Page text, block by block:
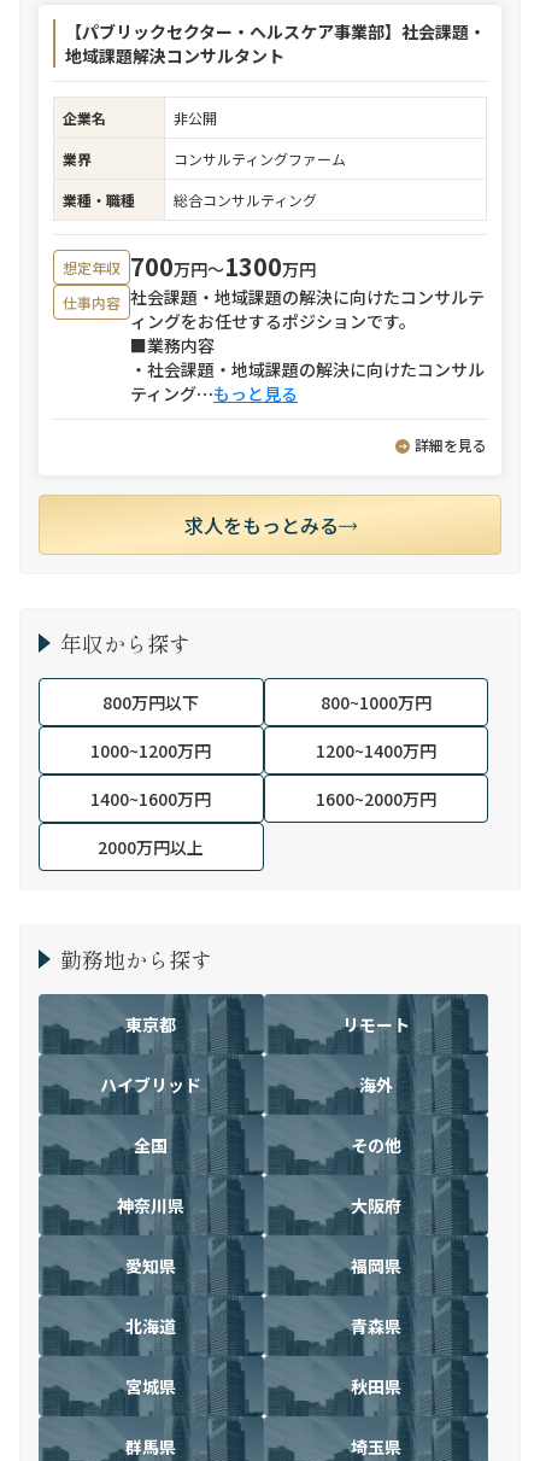
【パブリックセクター・ヘルスケア事業部】社会課題・
地域課題解決コンサルタント
企業名
非公開
業界
コンサルティングファーム
業種・職種
総合コンサルティング
想定年収 700万円〜1300万円
仕事内容 社会課題・地域課題の解決に向けたコンサルテ
ィングをお任せするポジションです。
■業務内容
・社会課題・地域課題の解決に向けたコンサル
ティング⋯もっと見る
詳細を見る
求人をもっとみる
年収から探す
800万円以下
800~1000万円
1000~1200万円
1200~1400万円
1400~1600万円
1600~2000万円
2000万円以上
勤務地から探す
東京都 リモート
ハイブリッド 海外
全国 その他
神奈川県 大阪府
愛知県 福岡県
北海道 青森県
宮城県 秋田県
群馬県 埼玉県